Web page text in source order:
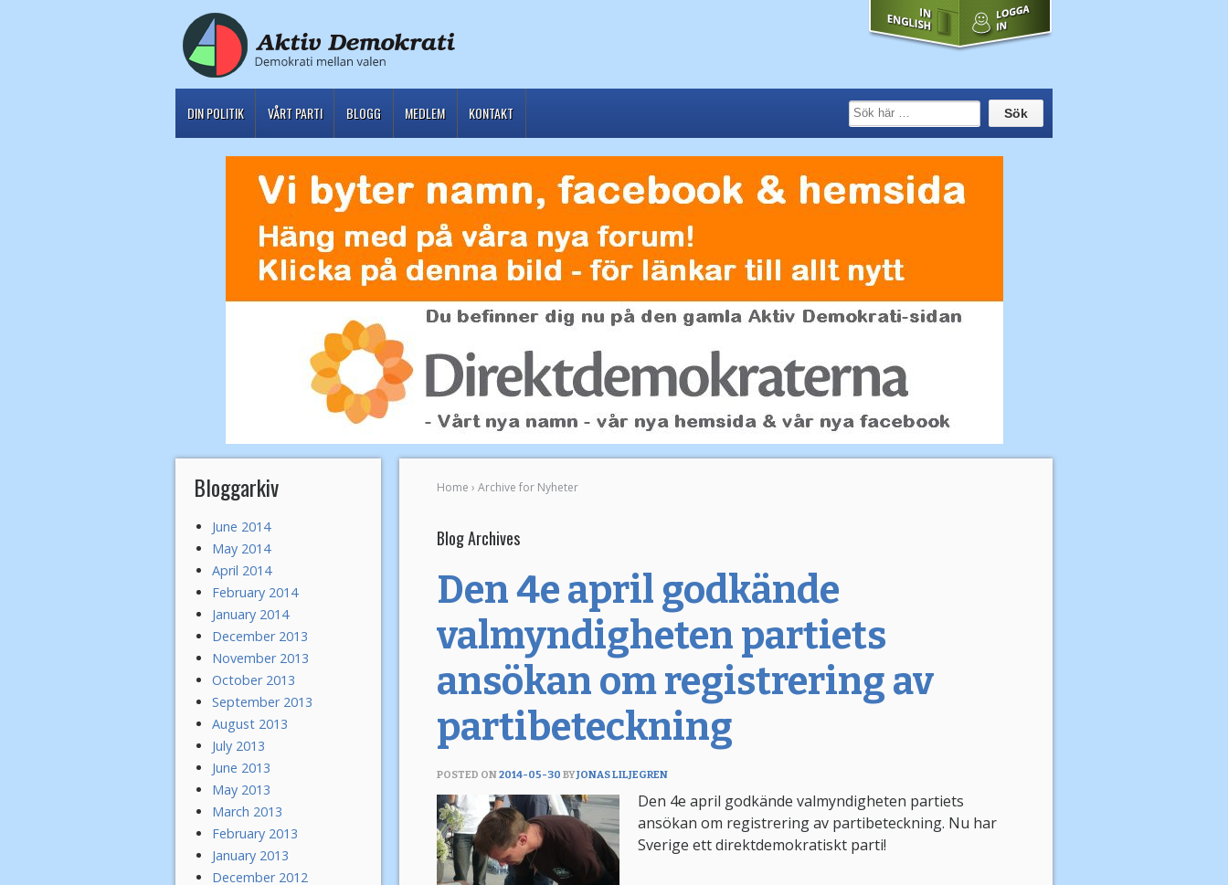
DIN POLITIK VÅRT PARTI BLOGG MEDLEM KONTAKT
Home › Archive for Nyheter
Blog Archives
Den 4e april godkände
valmyndigheten partiets
ansökan om registrering av
partibeteckning
POSTED ON2014-05-30 BYJONAS LILJEGREN
Den 4e april godkände valmyndigheten partiets
ansökan om registrering av partibeteckning. Nu har
Sverige ett direktdemokratiskt parti!
Bloggarkiv
June 2014
May 2014
April 2014
February 2014
January 2014
December 2013
November 2013
October 2013
September 2013
August 2013
July 2013
June 2013
May 2013
March 2013
February 2013
January 2013
December 2012